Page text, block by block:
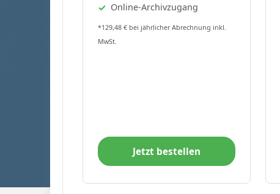
Online-Archivzugang
*129,48 € bei jährlicher Abrechnung inkl.
MwSt.
Jetzt bestellen